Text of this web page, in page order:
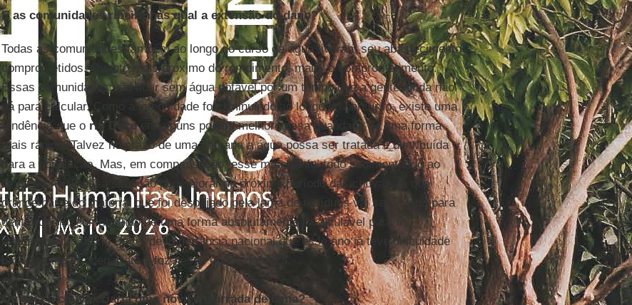
E as comunidades ribeirinhas qual a extensão do dano?
Todas as comunidades também ao longo do curso da água tiveram seu abastecimento
comprometidos. Quanto mais próximo do rompimento, maior o comprometimento.
Essas comunidades vão ficar sem água potável por um tempo que a gente ainda não
dá para calcular. Como a intensidade foi diminuindo ao longo do percurso, existe uma
tendência que o rio Doceem alguns pontos melhore essa qualidade de uma forma
mais rápida. Talvez no prazo de uma semana a água possa ser tratada e distribuída
para a população. Mas, em compensação, esse material foi todo sedimentando ao
longo do rio. E essa situação pode piorar no próximo período das chuvas, já que
grande parte do material que foi despejado pela lama de resíduos vai ser levado para
dentro do rio, contribuindo de uma forma absolutamente incalculável para o
assoreamento do rio Doce, de importância nacional que esse ano já teve dificuldade
para conseguir chegar até a foz nesse época de seca.
Ou seja a chuva criaria uma nova enxurrada de lama?